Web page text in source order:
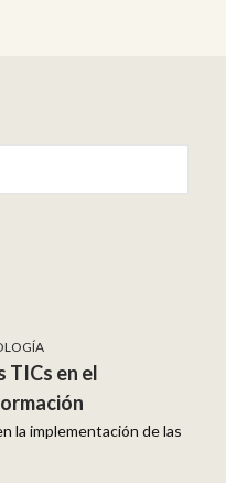
TICs en el
la implementación de las